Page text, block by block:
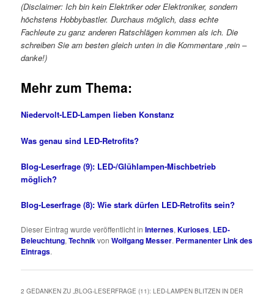
(Disclaimer: Ich bin kein Elektriker oder Elektroniker, sondern
höchstens Hobbybastler. Durchaus möglich, dass echte
Fachleute zu ganz anderen Ratschlägen kommen als ich. Die
schreiben Sie am besten gleich unten in die Kommentare ‚rein –
danke!)
Mehr zum Thema:
Niedervolt-LED-Lampen lieben Konstanz
Was genau sind LED-Retrofits?
Blog-Leserfrage (9): LED-/Glühlampen-Mischbetrieb
möglich?
Blog-Leserfrage (8): Wie stark dürfen LED-Retrofits sein?
Dieser Eintrag wurde veröffentlicht inInternes,Kurioses, LED-
Beleuchtung,TechnikvonWolfgang Messer. Permanenter Link des
Eintrags.
2 GEDANKEN ZU „BLOG-LESERFRAGE (11): LED-LAMPEN BLITZEN IN DER